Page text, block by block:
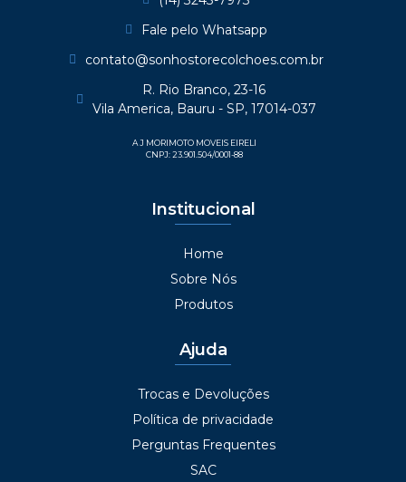
Fale pelo Whatsapp
contato@sonhostorecolchoes.com.br
R. Rio Branco, 23-16
Vila America, Bauru - SP, 17014-037
A J MORIMOTO MOVEIS EIRELI
CNPJ: 23.901.504/0001-88
Institucional
Home
Sobre Nós
Produtos
Ajuda
Trocas e Devoluções
Política de privacidade
Perguntas Frequentes
SAC